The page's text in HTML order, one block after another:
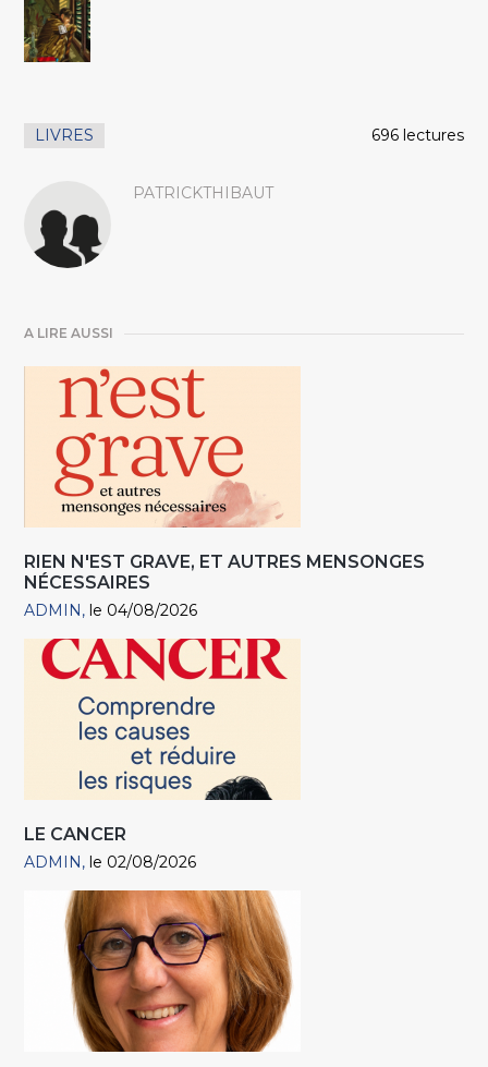
LIVRES 696 lectures
PATRICKTHIBAUT
A LIRE AUSSI
RIEN N'EST GRAVE, ET AUTRES MENSONGES
NÉCESSAIRES
ADMIN le 04/08/2026
LE CANCER
ADMIN le 02/08/2026